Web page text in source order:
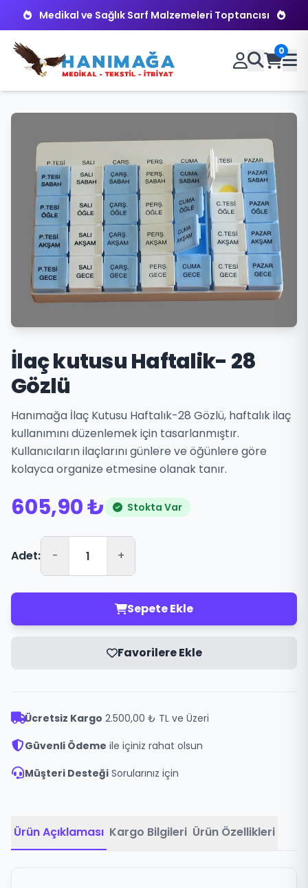
Medikal ve Sağlık Sarf Malzemeleri Toptancısı
0
İlaç kutusu Haftalik- 28
Gözlü
Hanımağa İlaç Kutusu Haftalık-28 Gözlü, haftalık ilaç
kullanımını düzenlemek için tasarlanmıştır.
Kullanıcıların ilaçlarını günlere ve öğünlere göre
kolayca organize etmesine olanak tanır.
605,90 ₺ Stokta Var
Adet: - +
Sepete Ekle
Favorilere Ekle
Ücretsiz Kargo 2.500,00 ₺ TL ve Üzeri
Güvenli Ödeme ile içiniz rahat olsun
Müşteri Desteği Sorularınız için
Ürün Açıklaması Kargo Bilgileri Ürün Özellikleri